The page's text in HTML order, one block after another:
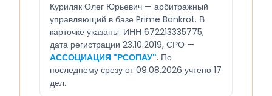
Куриляк Олег Юрьевич — арбитражный
управляющий в базе Prime Bankrot. В
карточке указаны: ИНН 672213335775,
дата регистрации 23.10.2019, СРО —
АССОЦИАЦИЯ "РСОПАУ". По
последнему срезу от 09.08.2026 учтено 17
дел.